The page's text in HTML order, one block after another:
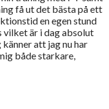
få ut det bästa på ett
en egen stund
vilket är i dag absolut
att jag nu har
både starkare,